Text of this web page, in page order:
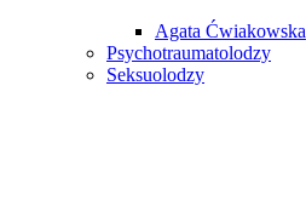
Agata Ćwiakowska
Psychotraumatolodzy
Seksuolodzy